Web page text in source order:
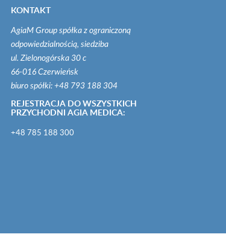
KONTAKT
AgiaM Group spółka z ograniczoną
odpowiedzialnością, siedziba
ul. Zielonogórska 30 c
66-016 Czerwieńsk
biuro spółki: +48 793 188 304
REJESTRACJA DO WSZYSTKICH
PRZYCHODNI AGIA MEDICA:
+48 785 188 300